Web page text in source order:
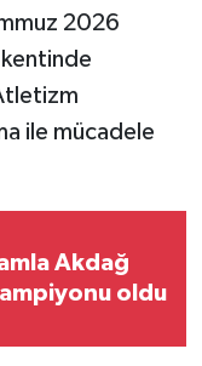
2026
kentinde
ile mücadele
Akdağ
oldu